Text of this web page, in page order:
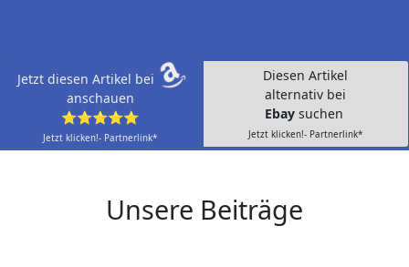
Jetzt diesen Artikel bei
anschauen
⭐⭐⭐⭐⭐
Jetzt klicken!- Partnerlink*
Diesen Artikel
alternativ bei
Ebay suchen
Jetzt klicken!- Partnerlink*
Unsere Beiträge